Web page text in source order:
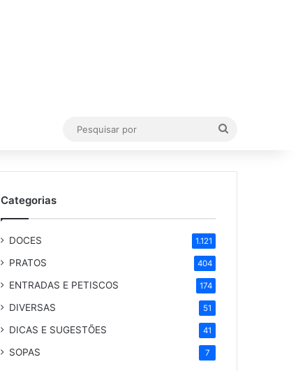
Categorias
DOCES 1.121
PRATOS 404
ENTRADAS E PETISCOS 174
DIVERSAS 51
DICAS E SUGESTÕES 41
SOPAS 7